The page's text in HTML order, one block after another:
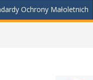
Ochrony Małoletnich